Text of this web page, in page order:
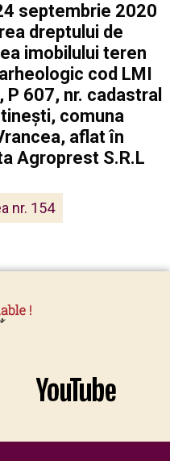
septembrie 2020
dreptului de
imobilului teren
cod LMI
607, nr. cadastral
comuna
aflat în
Agroprest S.R.L
nr. 154